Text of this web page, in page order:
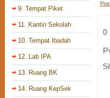
9. Tempat Piket
11. Kantin Sekolah
10. Tempat Ibadah
12. Lab IPA
13. Ruang BK
14. Ruang KepSek
0